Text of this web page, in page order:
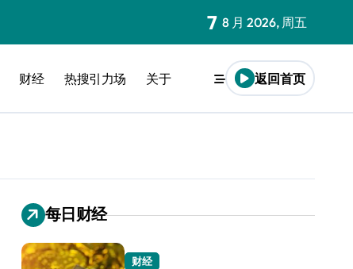
7 8 月 2026, 周五
财经 热搜引力场 关于 返回首页
每日财经
财经